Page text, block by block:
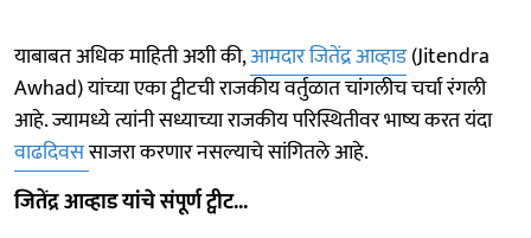
याबाबत अधिक माहिती अशी की,आमदार जितेंद्र आव्हाड(Jitendra
Awhad) यांच्या एका ट्वीटची राजकीय वर्तुळात चांगलीच चर्चा रंगली
आहे. ज्यामध्ये त्यांनी सध्याच्या राजकीय परिस्थितीवर भाष्य करत यंदा
वाढदिवससाजरा करणार नसल्याचे सांगितले आहे.
जितेंद्र आव्हाड यांचे संपूर्ण ट्वीट...